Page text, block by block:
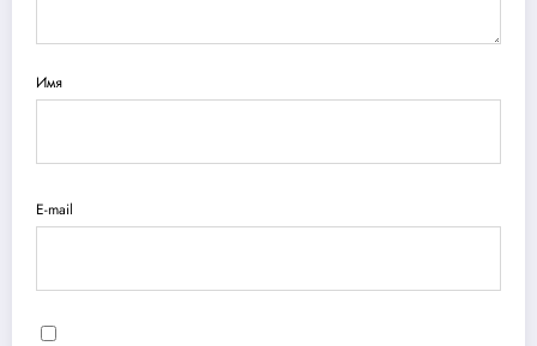
Имя
E-mail